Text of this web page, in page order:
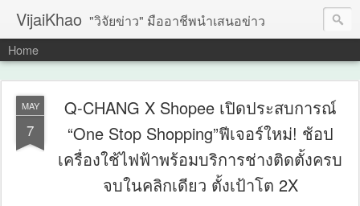
VijaiKhao "วิจัยข่าว" มืออาชีพนำเสนอข่าว
Home
MAY
7
Q-CHANG X Shopee เปิดประสบการณ์
“One Stop Shopping”ฟีเจอร์ใหม่! ช้อป
เครื่องใช้ไฟฟ้าพร้อมบริการช่างติดตั้งครบ
จบในคลิกเดียว ตั้งเป้าโต 2X